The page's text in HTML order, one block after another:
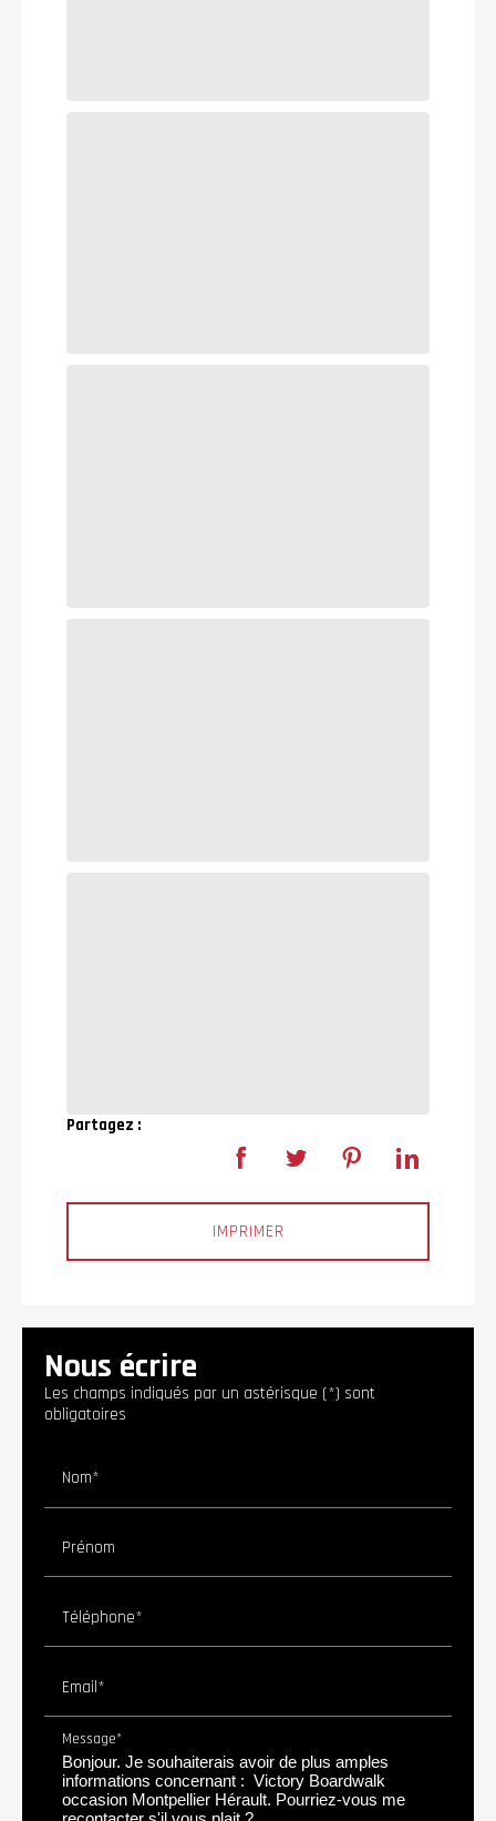
Partagez :
IMPRIMER
Nous écrire
Les champs indiqués par un astérisque (*) sont
obligatoires
Nom*
Prénom
Téléphone*
Email*
Message*